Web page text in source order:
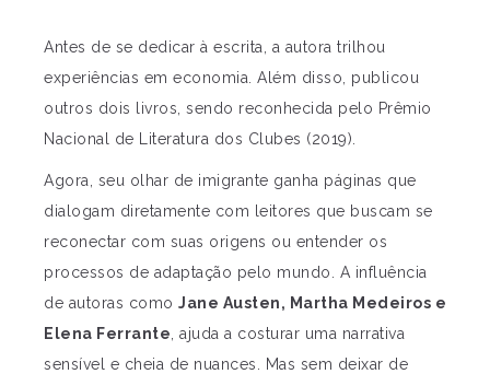
Antes de se dedicar à escrita, a autora trilhou
experiências em economia. Além disso, publicou
outros dois livros, sendo reconhecida pelo Prêmio
Nacional de Literatura dos Clubes (2019).
Agora, seu olhar de imigrante ganha páginas que
dialogam diretamente com leitores que buscam se
reconectar com suas origens ou entender os
processos de adaptação pelo mundo. A influência
de autoras como Jane Austen, Martha Medeiros e
Elena Ferrante , ajuda a costurar uma narrativa
sensível e cheia de nuances. Mas sem deixar de